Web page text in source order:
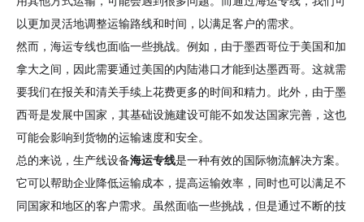
以更加灵活地调整运输路线和时间，以满足客户的需求。
然而，海运专线也面临一些挑战。例如，由于墨西哥位于美国和加
拿大之间，因此需要通过美国的内陆港口才能到达墨西哥。这就需
要我们在报关和清关手续上花费更多的时间和精力。此外，由于墨
西哥是发展中国家，其基础设施建设可能不如发达国家完善，这也
可能会影响到货物的运输速度和安全。
总的来说，生产线设备海运专线是一种有效的国际物流解决方案。
它可以帮助企业降低运输成本，提高运输效率，同时也可以满足不
同国家和地区的客户需求。虽然面临一些挑战，但是通过不断的技